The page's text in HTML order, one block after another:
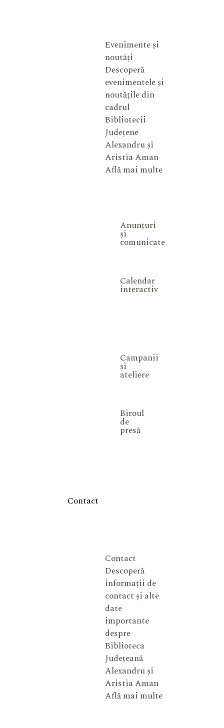
Evenimente și
noutăți
Descoperă
evenimentele și
noutățile din
cadrul
Bibliotecii
Județene
Alexandru și
Aristia Aman
Află mai multe
Anunțuri
și
comunicate
Calendar
interactiv
Campanii
și
ateliere
Biroul
de
presă
Contact
Contact
Descoperă
informații de
contact și alte
date
importante
despre
Biblioteca
Județeană
Alexandru și
Aristia Aman
Află mai multe